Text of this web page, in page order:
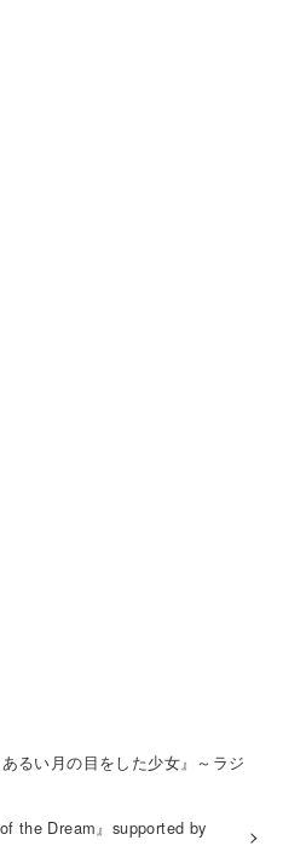
るい月の目をした少女』～ラジ
the Dream』supported by